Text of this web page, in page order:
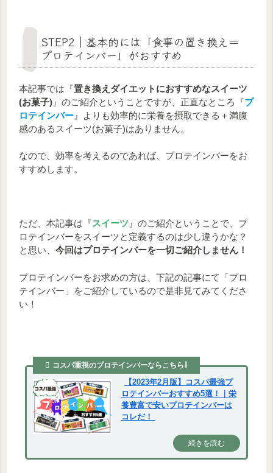
STEP2｜基本的には「食事の置き換え＝
プロテインバー」がおすすめ
本記事では『置き換えダイエットにおすすめなスイーツ
(お菓子) 』のご紹介ということですが、正直なところ『プ
ロテインバー 』よりも効率的に栄養を摂取できる＋満腹
感のあるスイーツ(お菓子)はありません。
なので、効率を考えるのであれば、プロテインバーをお
すすめします。
ただ、本記事は『スイーツ 』のご紹介ということで、プ
ロテインバーをスイーツと定義するのは少し違うかな？
と思い、 今回はプロテインバーを一切ご紹介しません！
プロテインバーをお求めの方は、下記の記事にて「プロ
テインバー」をご紹介しているので是非見てみてくださ
い！
コスパ重視のプロテインバーならこちら⇩
【2023年2月版】コスパ最強プ
ロテインバーおすすめ5選！｜栄
養豊富で安いプロテインバーは
コレだ！
続きを読む